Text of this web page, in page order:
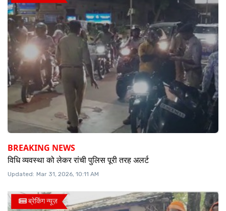
BREAKING NEWS
विधि व्यवस्था को लेकर रांची पुलिस पूरी तरह अलर्ट
Updated: Mar 31, 2026, 10:11 AM
ब्रेकिंग न्यूज़